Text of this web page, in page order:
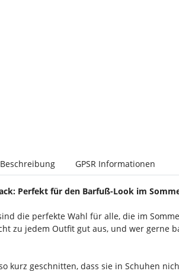
Beschreibung GPSR Informationen
Perfekt für den Barfuß-Look im
die perfekte Wahl für alle, die im
zu jedem Outfit gut aus, und wer gerne
kurz geschnitten, dass sie in Schuhen